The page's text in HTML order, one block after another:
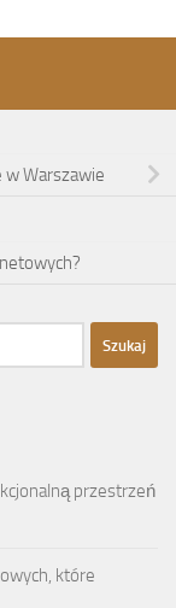
Warszawie
przestrzeń
które